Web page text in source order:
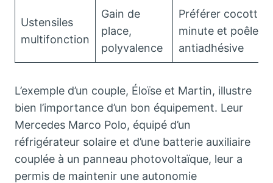
Ustensiles
multifonction
Gain de
place,
polyvalence
Préférer cocotte-
minute et poêle
antiadhésive
L’exemple d’un couple, Éloïse et Martin, illustre
bien l’importance d’un bon équipement. Leur
Mercedes Marco Polo, équipé d’un
réfrigérateur solaire et d’une batterie auxiliaire
couplée à un panneau photovoltaïque, leur a
permis de maintenir une autonomie